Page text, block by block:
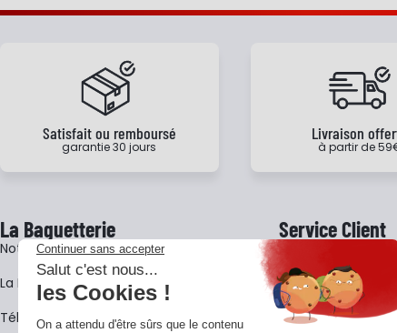
Satisfait ou remboursé
garantie 30 jours
Livraison
à partir de
La Baguetterie
Notre histoire
La BagShow
​Télécharger le catalogue
Service Client
Garantie 3 ans
CGV